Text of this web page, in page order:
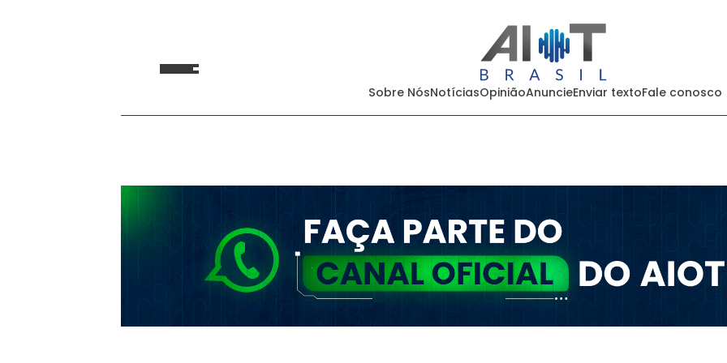
Sobre NósNotíciasOpiniãoAnuncieEnviar textoFale conosco